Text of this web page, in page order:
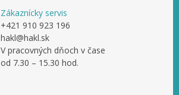
Zákaznícky servis
+421 910 923 196
hakl@hakl.sk
V pracovných dňoch v čase
od 7.30 – 15.30 hod.